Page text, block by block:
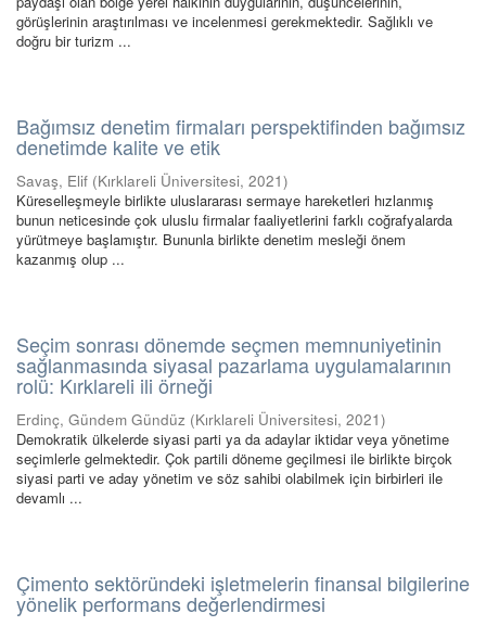
görüşlerinin araştırılması ve incelenmesi gerekmektedir. Sağlıklı ve
doğru bir turizm ...
Bağımsız denetim firmaları perspektifinden bağımsız
denetimde kalite ve etik
Savaş, Elif (Kırklareli Üniversitesi, 2021)
Küreselleşmeyle birlikte uluslararası sermaye hareketleri hızlanmış
bunun neticesinde çok uluslu firmalar faaliyetlerini farklı coğrafyalarda
yürütmeye başlamıştır. Bununla birlikte denetim mesleği önem
kazanmış olup ...
Seçim sonrası dönemde seçmen memnuniyetinin
sağlanmasında siyasal pazarlama uygulamalarının
rolü: Kırklareli ili örneği
Erdinç, Gündem Gündüz (Kırklareli Üniversitesi, 2021)
Demokratik ülkelerde siyasi parti ya da adaylar iktidar veya yönetime
seçimlerle gelmektedir. Çok partili döneme geçilmesi ile birlikte birçok
siyasi parti ve aday yönetim ve söz sahibi olabilmek için birbirleri ile
devamlı ...
Çimento sektöründeki işletmelerin finansal bilgilerine
yönelik performans değerlendirmesi